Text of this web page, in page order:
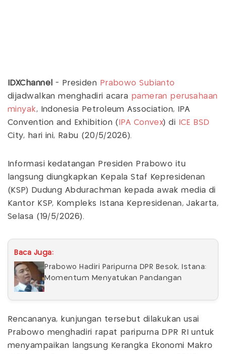
IDXChannel - Presiden Prabowo Subianto
dijadwalkan menghadiri acara pameran perusahaan
minyak, Indonesia Petroleum Association, IPA
Convention and Exhibition ( IPA Convex) di
ICE BSD
City, hari ini, Rabu (20/5/2026).
Informasi kedatangan Presiden Prabowo itu
langsung diungkapkan Kepala Staf Kepresidenan
(KSP) Dudung Abdurachman kepada awak media di
Kantor KSP, Kompleks Istana Kepresidenan, Jakarta,
Selasa (19/5/2026).
Baca Juga:
Prabowo Hadiri Paripurna DPR Besok, Istana:
Momentum Menyatukan Pandangan
Rencananya, kunjungan tersebut dilakukan usai
Prabowo menghadiri rapat paripurna DPR RI untuk
menyampaikan langsung Kerangka Ekonomi Makro